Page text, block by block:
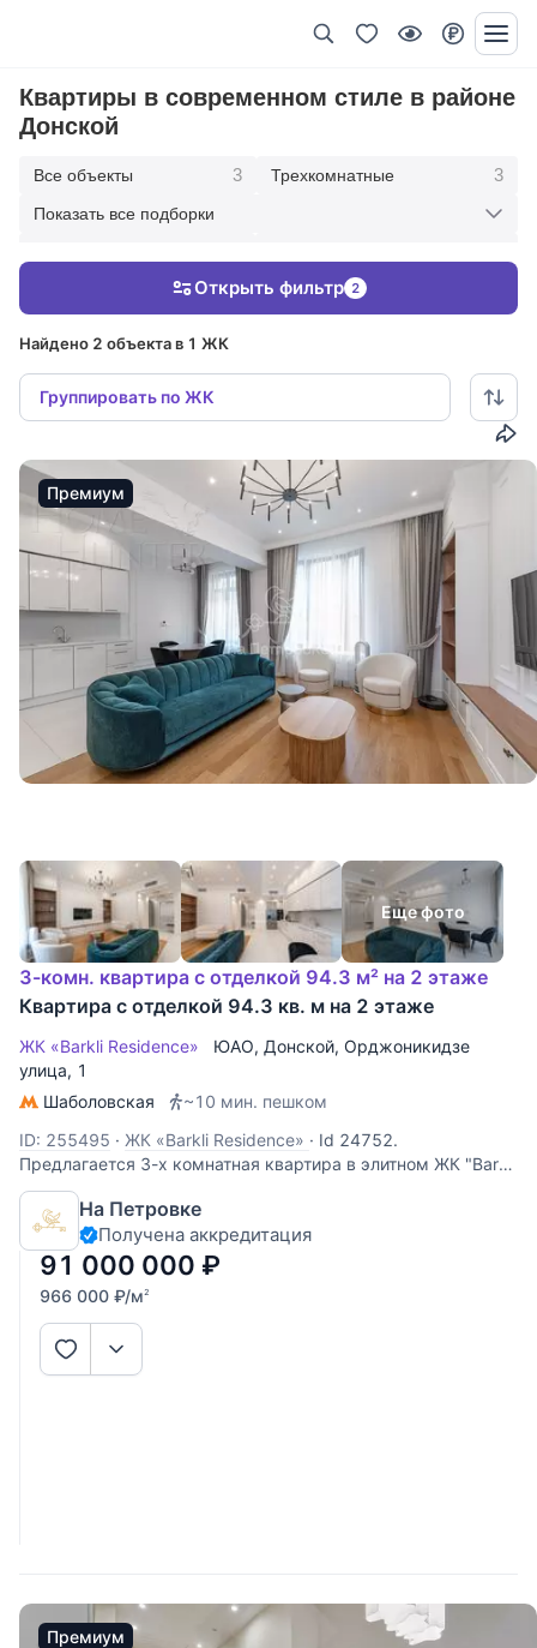
Квартиры в современном стиле в районе
Донской
Все объекты 3 Трехкомнатные 3
Показать все подборки
Найдено 2 объекта в 1 ЖК
Группировать по ЖК
Открыть фильтр 2
Премиум
Еще фото
3-комн. квартира с отделкой 94.3 м² на 2 этаже
Квартира с отделкой 94.3 кв. м на 2 этаже
ЖК «Barkli Residence» ЮАО, Донской, Орджоникидзе
улица, 1
Шаболовская
~10 мин. пешком
ID: 255495 · ЖК «Barkli Residence» · Id 24752.
Предлагается 3-х комнатная квартира в элитном ЖК "Barkli
Residence". Кухня гостиная и две спальни! Самая
комфортная планировка для семьи. Свежий дизайнерский
ремонт (НЕ от застройщика), выполненный с
использованием качественных и дорогих
На Петровке
Получена аккредитация
91 000 000 ₽
966 000 ₽/м2
Премиум